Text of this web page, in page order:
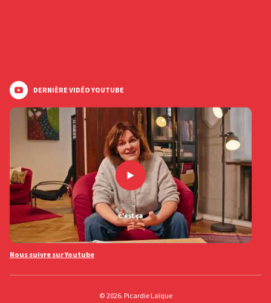
DERNIÈRE VIDÉO YOUTUBE
Nous suivre sur Youtube
© 2026. Picardie Laïque